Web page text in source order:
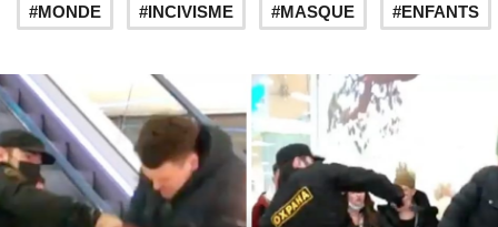
MONDE INCIVISME MASQUE ENFANTS